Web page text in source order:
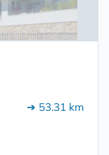
➔ 53.31 km